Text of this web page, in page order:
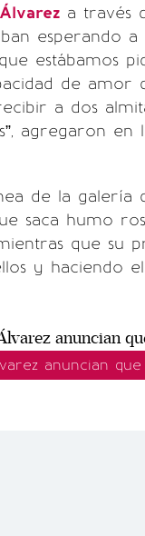
a través
esperando a
estábamos
de amor
a dos
agregaron
de la galería
saca humo
que su
y haciendo
anuncian